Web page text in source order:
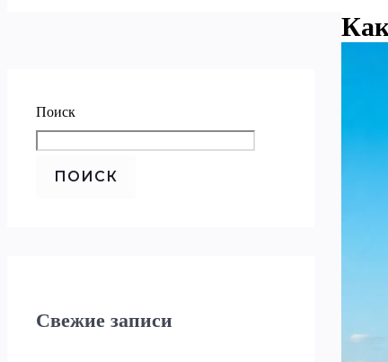
Поиск
ПОИСК
Свежие записи